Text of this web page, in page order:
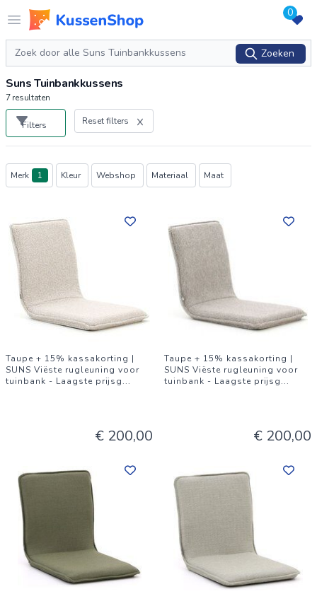
Open menu
Logo www.kussenshop.nl 0
Zoeken
Zoeken
Suns Tuinbankkussens
7resultaten
Filters Reset filters
Producten
Merk 1 Kleur Webshop Materiaal Maat
Taupe + 15% kassakorting |
SUNS Viëste rugleuning voor
tuinbank - Laagste prijsg...
€ 200,00
Taupe + 15% kassakorting |
SUNS Viëste rugleuning voor
tuinbank - Laagste prijsg...
€ 200,00